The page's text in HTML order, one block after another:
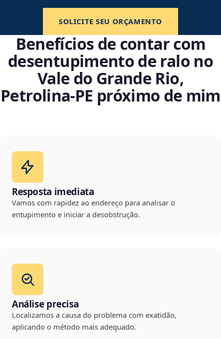
SOLICITE SEU ORÇAMENTO
Benefícios de contar com
desentupimento de ralo no
Vale do Grande Rio,
Petrolina‑PE próximo de mim
Resposta imediata
Vamos com rapidez ao endereço para analisar o
entupimento e iniciar a desobstrução.
Análise precisa
Localizamos a causa do problema com exatidão,
aplicando o método mais adequado.